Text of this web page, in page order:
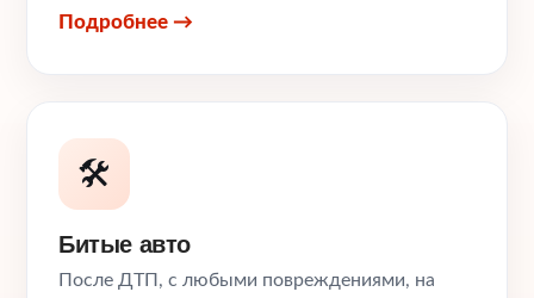
Подробнее →
🛠️
Битые авто
После ДТП, с любыми повреждениями, на